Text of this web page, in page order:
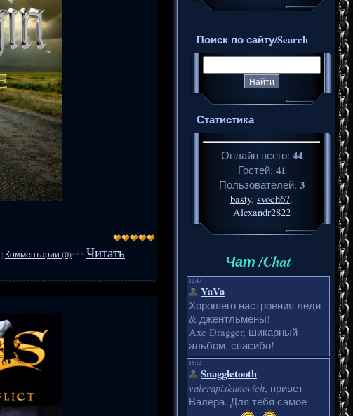
| Комментарии (0)*** Читать
Поиск по сайту/Search
Статистика
Онлайн всего: 44
Гостей: 41
Пользователей: 3
basty, svoch67,
Alexandr2822
Чат /Chat